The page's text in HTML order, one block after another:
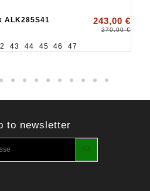
ALK285S41 243,00 €
270,00 €
43 44 45 46 47
to newsletter